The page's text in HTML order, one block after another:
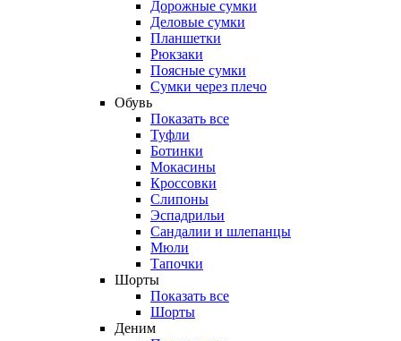
Дорожные сумки
Деловые сумки
Планшетки
Рюкзаки
Поясные сумки
Сумки через плечо
Обувь
Показать все
Туфли
Ботинки
Мокасины
Кроссовки
Слипоны
Эспадрильи
Сандалии и шлепанцы
Мюли
Тапочки
Шорты
Показать все
Шорты
Деним